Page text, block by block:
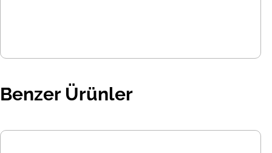
Benzer Ürünler